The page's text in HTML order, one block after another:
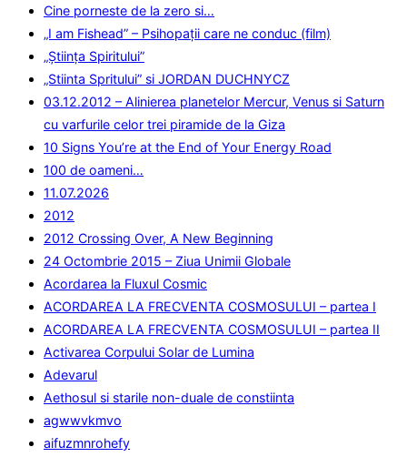
Cine porneste de la zero si…
„I am Fishead” – Psihopații care ne conduc (film)
„Ştiinţa Spiritului”
„Stiinta Spritului” si JORDAN DUCHNYCZ
03.12.2012 – Alinierea planetelor Mercur, Venus si Saturn
cu varfurile celor trei piramide de la Giza
10 Signs You’re at the End of Your Energy Road
100 de oameni…
11.07.2026
2012
2012 Crossing Over, A New Beginning
24 Octombrie 2015 – Ziua Unimii Globale
Acordarea la Fluxul Cosmic
ACORDAREA LA FRECVENTA COSMOSULUI – partea I
ACORDAREA LA FRECVENTA COSMOSULUI – partea II
Activarea Corpului Solar de Lumina
Adevarul
Aethosul si starile non-duale de constiinta
agwwvkmvo
aifuzmnrohefy